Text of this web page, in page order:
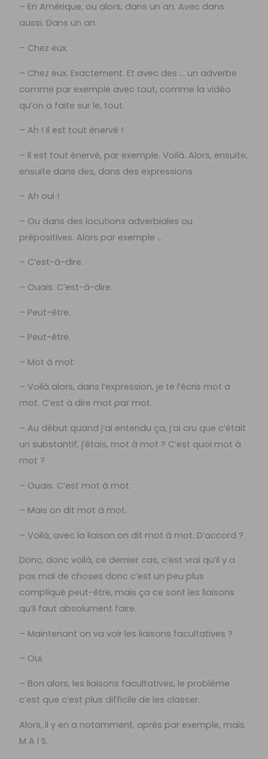
– En Amérique, ou alors, dans un an. Avec dans
aussi. Dans un an.
– Chez eux.
– Chez eux. Exactement. Et avec des … un adverbe
comme par exemple avec tout, comme la vidéo
qu’on a faite sur le, tout.
– Ah ! Il est tout énervé !
– Il est tout énervé, par exemple. Voilà. Alors, ensuite,
ensuite dans des, dans des expressions
– Ah oui !
– Ou dans des locutions adverbiales ou
prépositives. Alors par exemple …
– C’est-à-dire.
– Ouais. C’est-à-dire.
– Peut-être.
– Peut-être.
– Mot à mot.
– Voilà alors, dans l’expression, je te l’écris mot à
mot. C’est à dire mot par mot.
– Au début quand j’ai entendu ça, j’ai cru que c’était
un substantif, j’étais, mot à mot ? C’est quoi mot à
mot ?
– Ouais. C’est mot à mot.
– Mais on dit mot à mot.
– Voilà, avec la liaison on dit mot à mot. D’accord ?
Donc, donc voilà, ce dernier cas, c’est vrai qu’il y a
pas mal de choses donc c’est un peu plus
compliqué peut-être, mais ça ce sont les liaisons
qu’il faut absolument faire.
– Maintenant on va voir les liaisons facultatives ?
– Oui.
– Bon alors, les liaisons facultatives, le problème
c’est que c’est plus difficile de les classer.
Alors, il y en a notamment, après par exemple, mais.
M A I S.